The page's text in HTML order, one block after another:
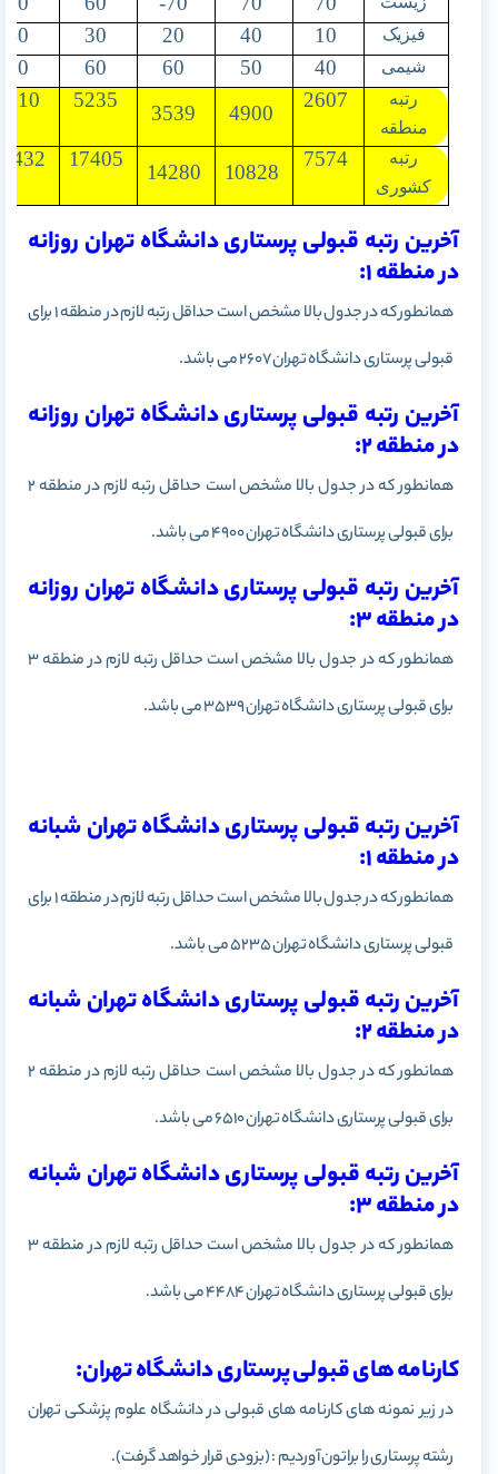
فیزیک 10
40
20
30
40
شیمی 40
50
60
60
50
رتبه
منطقه
2607
4900
3539
5235
رتبه
کشوری
7574
10828
14280
17405
آخرین رتبه قبولی پرستاری دانشگاه تهران روزانه
در منطقه 1:
همانطور که در جدول بالا مشخص است حداقل رتبه لازم در منطقه 1برای
قبولی پرستاری دانشگاه تهران 2607 می باشد.
آخرین رتبه قبولی پرستاری دانشگاه تهران روزانه
در منطقه 2:
همانطور که در جدول بالا مشخص است حداقل رتبه لازم در منطقه 2
برای قبولی پرستاری دانشگاه تهران 4900 می باشد.
آخرین رتبه قبولی پرستاری دانشگاه تهران روزانه
در منطقه 3:
همانطور که در جدول بالا مشخص است حداقل رتبه لازم در منطقه 3
برای قبولی پرستاری دانشگاه تهران 3539 می باشد.
آخرین رتبه قبولی پرستاری دانشگاه تهران شبانه
در منطقه 1:
همانطور که در جدول بالا مشخص است حداقل رتبه لازم در منطقه 1برای
قبولی پرستاری دانشگاه تهران 5235 می باشد.
آخرین رتبه قبولی پرستاری دانشگاه تهران شبانه
در منطقه 2:
همانطور که در جدول بالا مشخص است حداقل رتبه لازم در منطقه 2
برای قبولی پرستاری دانشگاه تهران 6510 می باشد.
آخرین رتبه قبولی پرستاری دانشگاه تهران شبانه
در منطقه 3:
همانطور که در جدول بالا مشخص است حداقل رتبه لازم در منطقه 3
برای قبولی پرستاری دانشگاه تهران 4484 می باشد.
کارنامه های قبولی پرستاری دانشگاه تهران:
در زیر نمونه های کارنامه های قبولی در دانشگاه علوم پزشکی تهران
رشته پرستاری را براتون آوردیم : (بزودی قرار خواهد گرفت).